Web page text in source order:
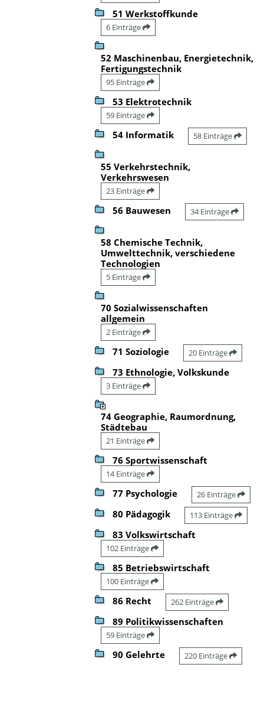
51 Werkstoffkunde
6 Einträge
52 Maschinenbau, Energietechnik,
Fertigungstechnik
95 Einträge
53 Elektrotechnik
59 Einträge
54 Informatik 58 Einträge
55 Verkehrstechnik,
Verkehrswesen
23 Einträge
56 Bauwesen 34 Einträge
58 Chemische Technik,
Umwelttechnik, verschiedene
Technologien
5 Einträge
70 Sozialwissenschaften
allgemein
2 Einträge
71 Soziologie 20 Einträge
73 Ethnologie, Volkskunde
3 Einträge
74 Geographie, Raumordnung,
Städtebau
21 Einträge
76 Sportwissenschaft
14 Einträge
77 Psychologie 26 Einträge
80 Pädagogik 113 Einträge
83 Volkswirtschaft
102 Einträge
85 Betriebswirtschaft
100 Einträge
86 Recht 262 Einträge
89 Politikwissenschaften
59 Einträge
90 Gelehrte 220 Einträge